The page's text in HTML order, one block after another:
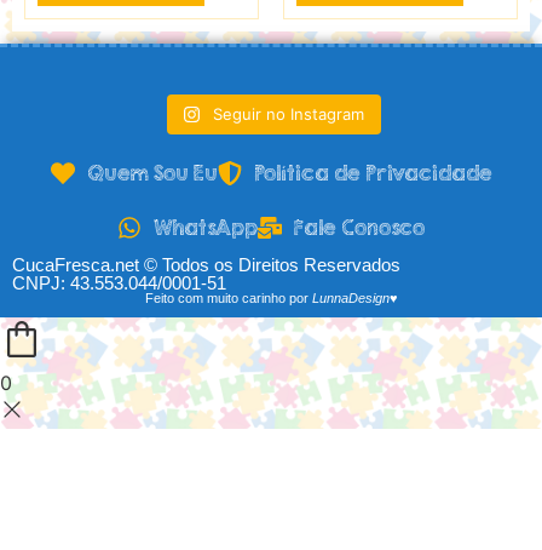
Seguir no Instagram
Quem Sou Eu Política de Privacidade
WhatsApp Fale Conosco
CucaFresca.net © Todos os Direitos Reservados
CNPJ: 43.553.044/0001-51
Feito com muito carinho por LunnaDesign♥
0